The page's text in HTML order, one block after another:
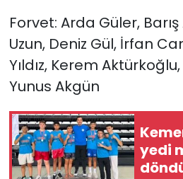
Forvet: Arda Güler,
Uzun, Deniz Gül, İrfan
Yıldız, Kerem
Yunus Akgün
yedi